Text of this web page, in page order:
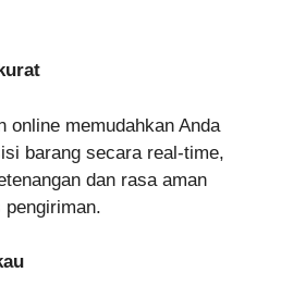
online memudahkan Anda
barang secara real-time,
dan rasa aman